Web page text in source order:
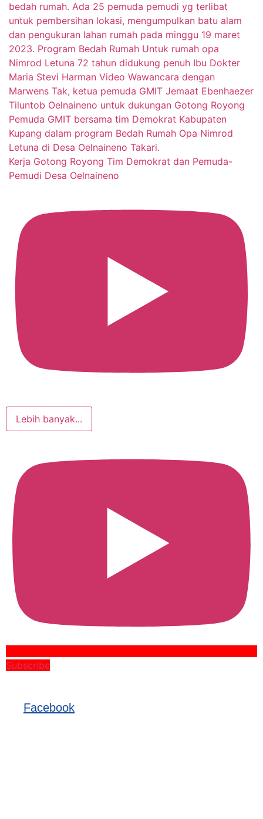
Kerja Gotong Royong Tim Demokrat dan Pemuda-
Pemudi Desa Oelnaineno
Lebih banyak...
Subscribe
Facebook